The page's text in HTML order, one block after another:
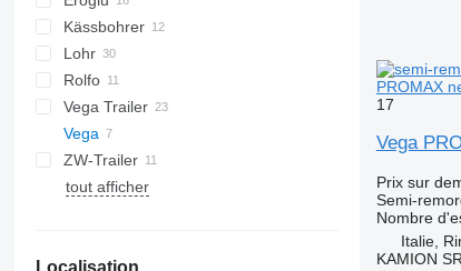
19
37
STZ
KLP
SD
Kässbohrer
SN
O-3
Lohr
Eurolohr
Rolfo
Auriga
Formula
S1
Vega Trailer
Vega
ZW-Trailer
tout afficher
Localisation
PROMAX
17
Vega
Prix sur
Semi-
Nombre
Italie,
KAMION